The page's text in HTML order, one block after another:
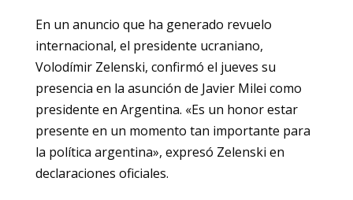
En un anuncio que ha generado revuelo
internacional, el presidente ucraniano,
Volodímir Zelenski, confirmó el jueves su
presencia en la asunción de Javier Milei como
presidente en Argentina. «Es un honor estar
presente en un momento tan importante para
la política argentina», expresó Zelenski en
declaraciones oficiales.